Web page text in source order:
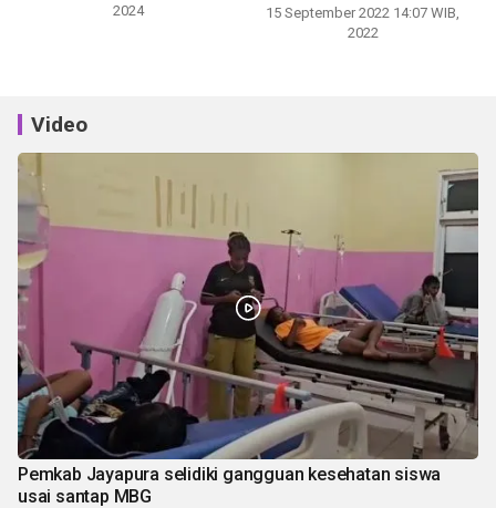
2024
15 September 2022 14:07 WIB,
2022
Video
Pemkab Jayapura selidiki gangguan kesehatan siswa
usai santap MBG